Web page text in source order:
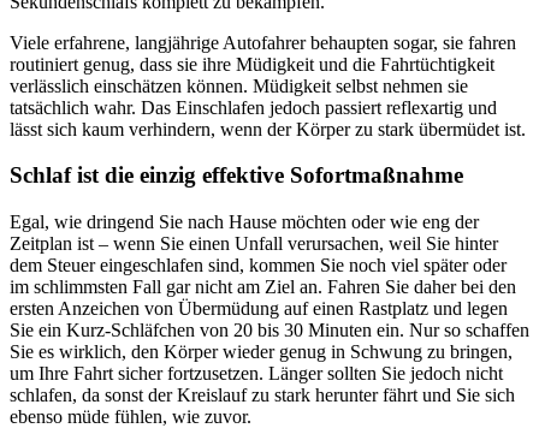
Viele erfahrene, langjährige Autofahrer behaupten sogar, sie fahren
routiniert genug, dass sie ihre Müdigkeit und die Fahrtüchtigkeit
verlässlich einschätzen können. Müdigkeit selbst nehmen sie
tatsächlich wahr. Das Einschlafen jedoch passiert reflexartig und
lässt sich kaum verhindern, wenn der Körper zu stark übermüdet ist.
Schlaf ist die einzig effektive Sofortmaßnahme
Egal, wie dringend Sie nach Hause möchten oder wie eng der
Zeitplan ist – wenn Sie einen Unfall verursachen, weil Sie hinter
dem Steuer eingeschlafen sind, kommen Sie noch viel später oder
im schlimmsten Fall gar nicht am Ziel an. Fahren Sie daher bei den
ersten Anzeichen von Übermüdung auf einen Rastplatz und legen
Sie ein Kurz-Schläfchen von 20 bis 30 Minuten ein. Nur so schaffen
Sie es wirklich, den Körper wieder genug in Schwung zu bringen,
um Ihre Fahrt sicher fortzusetzen. Länger sollten Sie jedoch nicht
schlafen, da sonst der Kreislauf zu stark herunter fährt und Sie sich
ebenso müde fühlen, wie zuvor.